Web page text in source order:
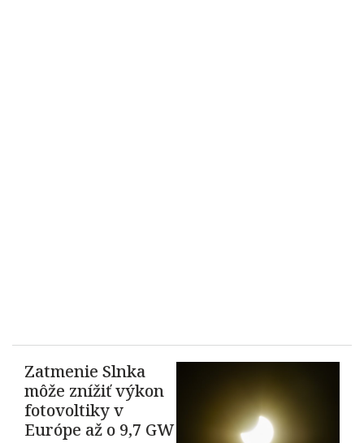
Zatmenie Slnka
môže znížiť výkon
fotovoltiky v
Európe až o 9,7 GW